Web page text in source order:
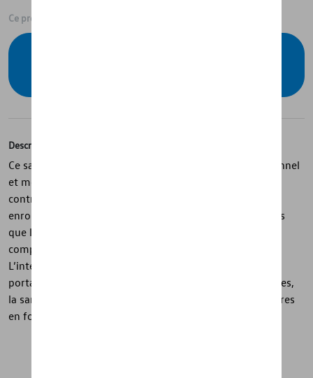
Ce produit n'est actuellement pas de stock
Description
Ce sac à dos de la collection « R » est un modèle fonctionnel
et moderne en noir avec un intérieur bleu et des détails
contrastés. Sa surface déperlante avec fermeture à
enroulement et zip assure protection et flexibilité, tandis
que les poches avant et latérales avec sangles de
compression offrent un espace de rangement pratique.
L’intérieur comprend un compartiment pour ordinateur
portable et une poche zippée, et les bretelles rembourrées,
la sangle pour valise ainsi que le volume d’environ 25 litres
en font un sac idéal au quotidien.